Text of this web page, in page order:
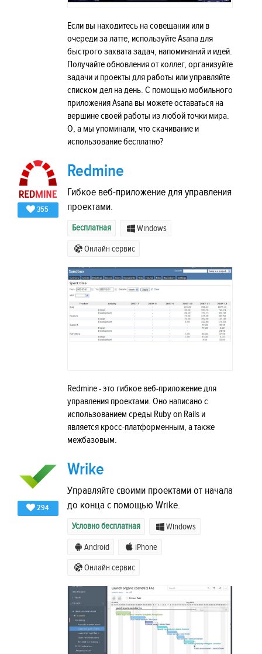
Если вы находитесь на совещании или в
очереди за латте, используйте Asana для
быстрого захвата задач, напоминаний и идей.
Получайте обновления от коллег, организуйте
задачи и проекты для работы или управляйте
списком дел на день. С помощью мобильного
приложения Asana вы можете оставаться на
вершине своей работы из любой точки мира.
О, а мы упоминали, что скачивание и
использование бесплатно?
355
Redmine
Гибкое веб-приложение для управления
проектами.
Бесплатная Windows
Онлайн сервис
Redmine - это гибкое веб-приложение для
управления проектами. Оно написано с
использованием среды Ruby on Rails и
является кросс-платформенным, а также
межбазовым.
294
Wrike
Управляйте своими проектами от начала
до конца с помощью Wrike.
Условно бесплатная Windows
Android iPhone
Онлайн сервис